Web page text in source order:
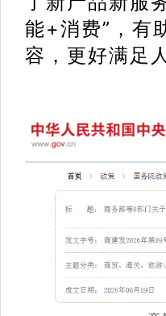
能+消费”，有
容，更好满足